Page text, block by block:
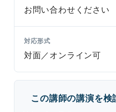
お問い合わせください
対応形式
対面／オンライン可
この講師の講演を検